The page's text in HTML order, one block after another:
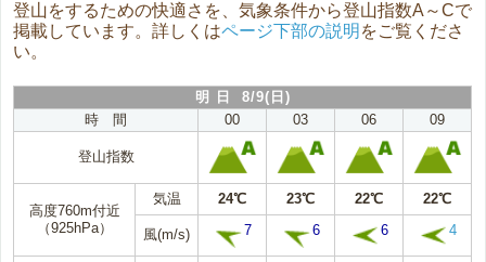
登山をするための快適さを、気象条件から登山指数A～Cで
掲載しています。詳しくはページ下部の説明 をご覧くださ
い。
明 日 8/9(日)
時 間
00 03 06 09
登山指数
高度760m付近
（925hPa）
気温 24℃ 23℃ 22℃ 22℃
風(m/s) 7 6 6 4